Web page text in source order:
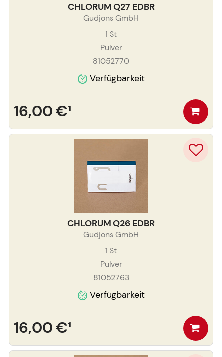
CHLORUM Q27 EDBR
Gudjons GmbH
1 St
Pulver
81052770
Verfügbarkeit
16,00 €¹
CHLORUM Q26 EDBR
Gudjons GmbH
1 St
Pulver
81052763
Verfügbarkeit
16,00 €¹